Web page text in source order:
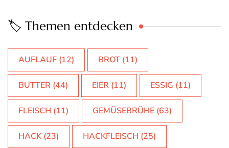
AUFLAUF (12) BROT(11)
BUTTER(44) EIER(11)
FLEISCH(11) GEMÜSEBRÜHE(63)
HACK(23) HACKFLEISCH(25)
KARTOFFELN(36) KNOBLAUCH(35)